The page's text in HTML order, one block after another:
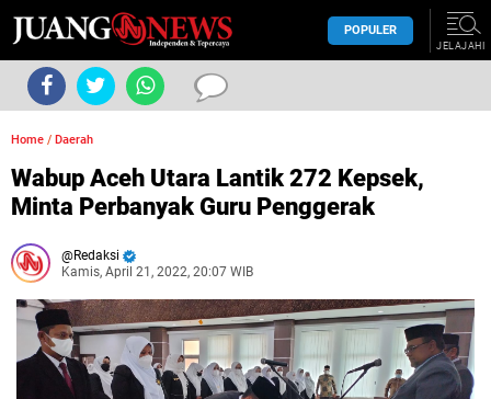
POPULER
JELAJAHI
Home / Daerah
Wabup Aceh Utara Lantik 272 Kepsek,
Minta Perbanyak Guru Penggerak
Redaksi
Kamis, April 21, 2022, 20:07 WIB